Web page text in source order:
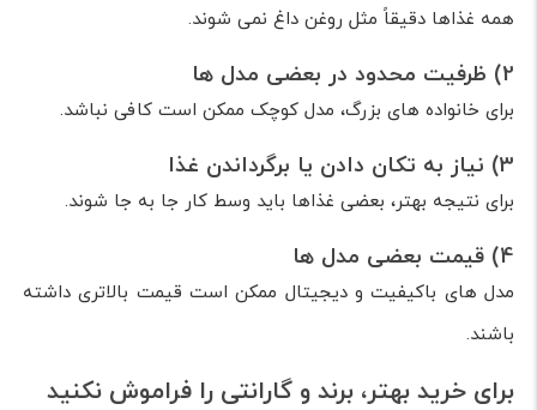
همه غذاها دقیقاً مثل روغن داغ نمی شوند.
2) ظرفیت محدود در بعضی مدل ها
برای خانواده های بزرگ، مدل کوچک ممکن است کافی نباشد.
3) نیاز به تکان دادن یا برگرداندن غذا
برای نتیجه بهتر، بعضی غذاها باید وسط کار جا به جا شوند.
4) قیمت بعضی مدل ها
مدل های باکیفیت و دیجیتال ممکن است قیمت بالاتری داشته
باشند.
برای خرید بهتر، برند و گارانتی را فراموش نکنید